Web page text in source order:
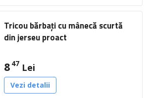
Tricou bărbați cu mânecă scurtă
din jerseu proact
8 47 Lei
Vezi detalii